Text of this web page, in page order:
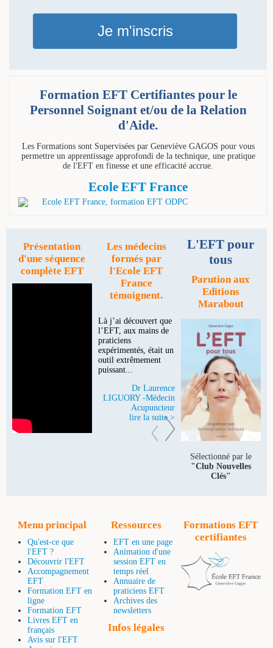
Je m'inscris
Formation EFT Certifiantes pour le
Personnel Soignant et/ou de la Relation
d'Aide.
Les Formations sont Supervisées par Geneviève GAGOS pour vous
permettre un apprentissage approfondi de la technique, une pratique
de l'EFT en finesse et une efficacité accrue.
Ecole EFT France
Présentation
d'une séquence
complète EFT
Les médecins
formés par
l'Ecole EFT
France
témoignent.
Là j’ai découvert que
l’EFT, aux mains de
praticiens
expérimentés, était un
outil extrêmement
puissant...
Dr Laurence
LIGUORY -Médecin
Acupuncteur
lire la suite >
L'EFT pour
tous
Parution aux
Editions
Marabout
Sélectionné par le
"Club Nouvelles
Clés"
Menu principal
Qu'est-ce que
l'EFT ?
Découvrir l'EFT
Accompagnement
EFT
Formation EFT en
ligne
Formation EFT
Livres EFT en
français
Avis sur l'EFT
Ressources
EFT en une page
Animation d'une
session EFT en
temps réel
Annuaire de
praticiens EFT
Archives des
newsletters
Infos légales
Formations EFT
certifiantes